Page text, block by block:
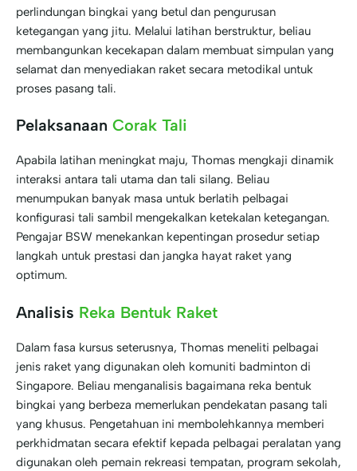
perlindungan bingkai yang betul dan pengurusan
ketegangan yang jitu. Melalui latihan berstruktur, beliau
membangunkan kecekapan dalam membuat simpulan yang
selamat dan menyediakan raket secara metodikal untuk
proses pasang tali.
Pelaksanaan Corak Tali
Apabila latihan meningkat maju, Thomas mengkaji dinamik
interaksi antara tali utama dan tali silang. Beliau
menumpukan banyak masa untuk berlatih pelbagai
konfigurasi tali sambil mengekalkan ketekalan ketegangan.
Pengajar BSW menekankan kepentingan prosedur setiap
langkah untuk prestasi dan jangka hayat raket yang
optimum.
Analisis Reka Bentuk Raket
Dalam fasa kursus seterusnya, Thomas meneliti pelbagai
jenis raket yang digunakan oleh komuniti badminton di
Singapore. Beliau menganalisis bagaimana reka bentuk
bingkai yang berbeza memerlukan pendekatan pasang tali
yang khusus. Pengetahuan ini membolehkannya memberi
perkhidmatan secara efektif kepada pelbagai peralatan yang
digunakan oleh pemain rekreasi tempatan, program sekolah,